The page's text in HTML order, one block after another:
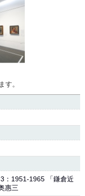
す。
：1951-1965 「鎌倉近
惠三